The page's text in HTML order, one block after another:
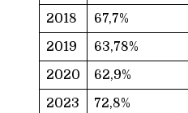
2018
67,7%
2019
63,78%
2020
62,9%
2023
72,8%